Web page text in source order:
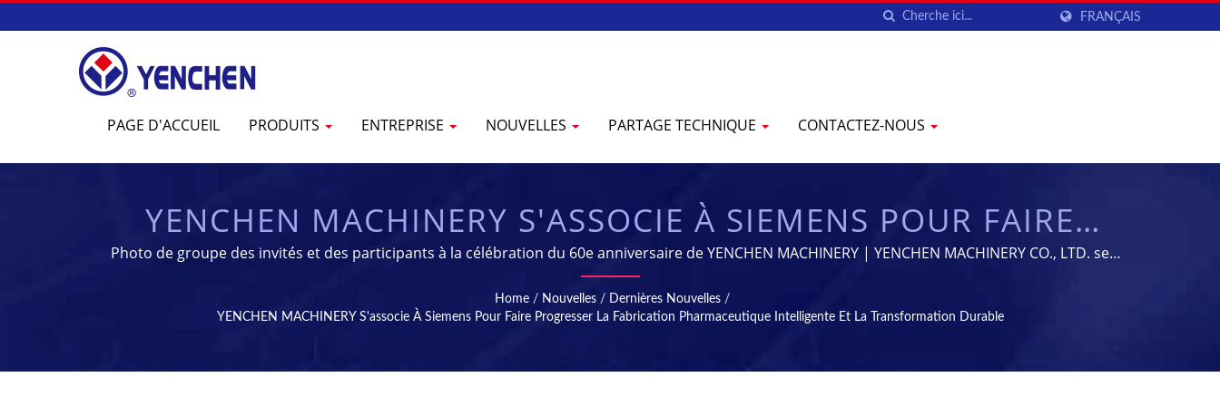
FRANÇAIS
PAGE D'ACCUEIL PRODUITS ENTREPRISE NOUVELLES PARTAGE TECHNIQUE CONTACTEZ-NOUS
YENCHEN MACHINERY S'ASSOCIE À SIEMENS POUR FAIRE
AVANCER LA FABRICATION PHARMACEUTIQUE INTELLIGENTE
ET LA TRANSFORMATION DURABLE | MACHINES À COMPRIMÉS
PHARMACEUTIQUE | YENCHEN
Photo de groupe des invités et des participants à la célébration du 60e anniversaire de YENCHEN MACHINERY | YENCHEN MACHINERY CO., LTD. se
spécialise dans la fabrication de machines pharmaceutiques depuis 60 ans.
Home / Nouvelles / Dernières Nouvelles /
YENCHEN MACHINERY S'associe À Siemens Pour Faire Progresser La Fabrication Pharmaceutique Intelligente Et La Transformation Durable